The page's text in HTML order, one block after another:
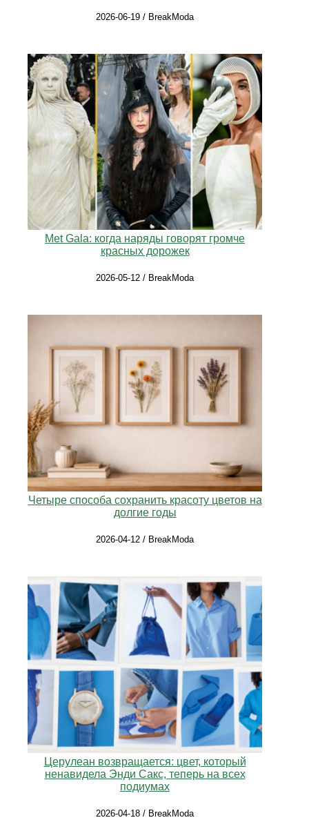
2026-06-19 / BreakModa
Met Gala: когда наряды говорят громче
красных дорожек
2026-05-12 / BreakModa
Четыре способа сохранить красоту цветов на
долгие годы
2026-04-12 / BreakModa
Церулеан возвращается: цвет, который
ненавидела Энди Сакс, теперь на всех
подиумах
2026-04-18 / BreakModa